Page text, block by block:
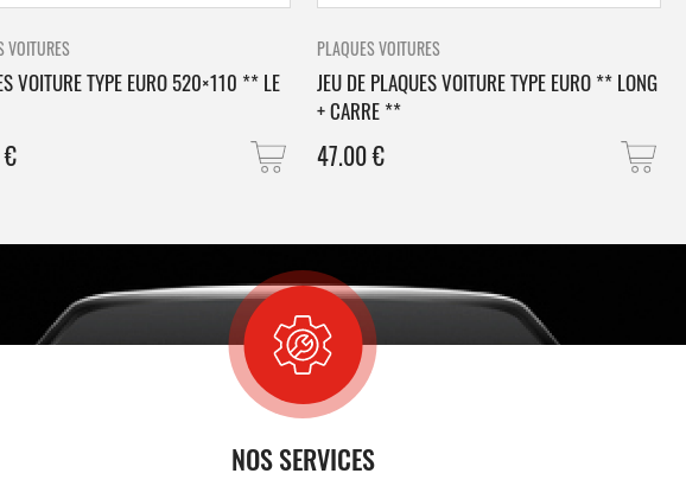
VOITURES
VOITURE TYPE EURO 520×110 ** LE
€
PLAQUES VOITURES
JEU DE PLAQUES VOITURE TYPE EURO ** LONG
+ CARRE **
47.00€
NOS SERVICES